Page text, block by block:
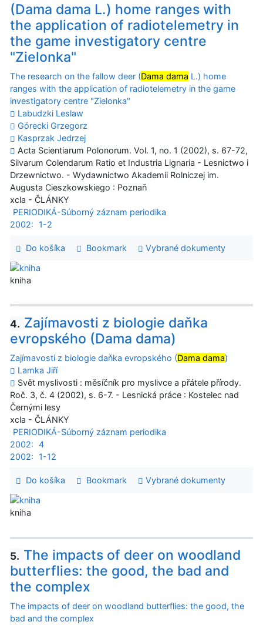
(Dama dama L.) home ranges with
the application of radiotelemetry in
the game investigatory centre
"Zielonka"
The research on the fallow deer (Dama dama L.) home
ranges with the application of radiotelemetry in the game
investigatory centre "Zielonka"
Labudzki Leslaw
Górecki Grzegorz
Kasprzak Jedrzej
Acta Scientiarum Polonorum. Vol. 1, no. 1 (2002), s. 67-72,
Silvarum Colendarum Ratio et Industria Lignaria - Lesnictwo i
Drzewnictwo. - Wydawnictwo Akademii Rolniczej im.
Augusta Cieszkowskiego : Poznaň
xcla - ČLÁNKY
PERIODIKÁ-Súborný záznam periodika
2002:
1-2
Do košíka Bookmark Vybrané dokumenty
kniha
4. Zajímavosti z biologie daňka
evropského (Dama dama)
Zajímavosti z biologie daňka evropského (Dama dama)
Lamka Jiří
Svět myslivosti : měsíčník pro myslivce a přátele přírody.
Roč. 3, č. 4 (2002), s. 6-7. - Lesnická práce : Kostelec nad
Černými lesy
xcla - ČLÁNKY
PERIODIKÁ-Súborný záznam periodika
2002: 4
2002:
1-12
Do košíka Bookmark Vybrané dokumenty
kniha
5. The impacts of deer on woodland
butterflies: the good, the bad and
the complex
The impacts of deer on woodland butterflies: the good, the
bad and the complex